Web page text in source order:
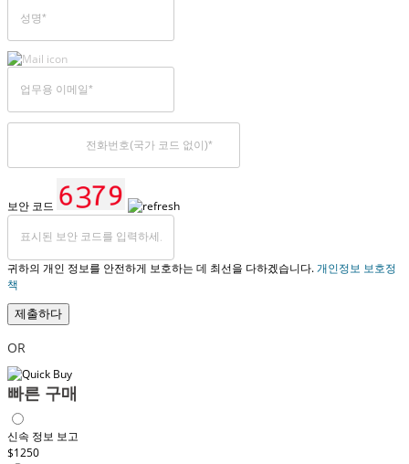
보안 코드
귀하의 개인 정보를 안전하게 보호하는 데 최선을 다하겠습니다.개인정보 보호정
책
제출하다
OR
빠른 구매
신속 정보 보고
$1250